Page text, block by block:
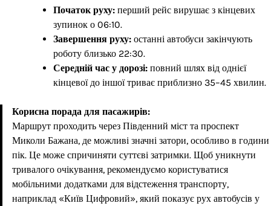
Початок руху: перший рейс вирушає з кінцевих
зупинок о 06:10.
Завершення руху: останні автобуси закінчують
роботу близько 22:30.
Середній час у дорозі: повний шлях від однієї
кінцевої до іншої триває приблизно 35–45 хвилин.
Корисна порада для пасажирів:
Маршрут проходить через Південний міст та проспект
Миколи Бажана, де можливі значні затори, особливо в години
пік. Це може спричиняти суттєві затримки. Щоб уникнути
тривалого очікування, рекомендуємо користуватися
мобільними додатками для відстеження транспорту,
наприклад «Київ Цифровий», який показує рух автобусів у